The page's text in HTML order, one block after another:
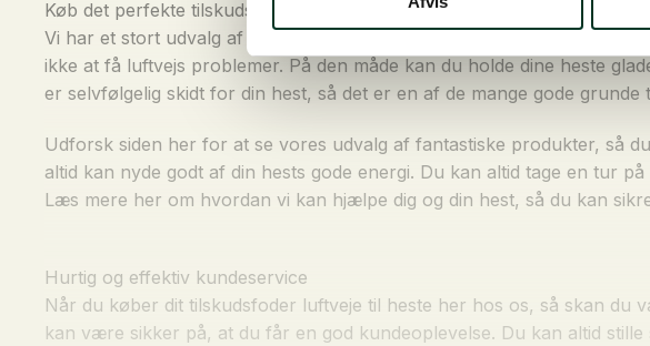
Køb det perfekte tilskudsfoder til luftveje til heste
Vi har et stort udvalg af forskellige produkter, som kan være et
ikke at få luftvejs problemer. På den måde kan du holde dine heste
er selvfølgelig skidt for din hest, så det er en af de mange gode
Udforsk siden her for at se vores udvalg af fantastiske produkter, så
altid kan nyde godt af din hests gode energi. Du kan altid tage en tur
Læs mere her om hvordan vi kan hjælpe dig og din hest, så du kan
Hurtig og effektiv kundeservice
Når du køber dit tilskudsfoder luftveje til heste her hos os, så skan du
kan være sikker på, at du får en god kundeoplevelse. Du kan altid